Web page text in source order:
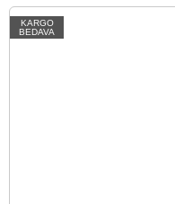
KARGO
BEDAVA